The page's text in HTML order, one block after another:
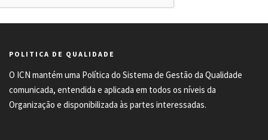
POLITICA DE QUALIDADE
O ICN mantém uma Política do Sistema de Gestão da Qualidade
comunicada, entendida e aplicada em todos os níveis da
Organização e disponibilizada às partes interessadas.